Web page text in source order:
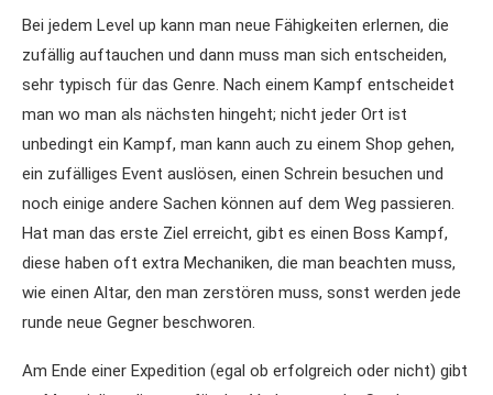
Bei jedem Level up kann man neue Fähigkeiten erlernen, die
zufällig auftauchen und dann muss man sich entscheiden,
sehr typisch für das Genre. Nach einem Kampf entscheidet
man wo man als nächsten hingeht; nicht jeder Ort ist
unbedingt ein Kampf, man kann auch zu einem Shop gehen,
ein zufälliges Event auslösen, einen Schrein besuchen und
noch einige andere Sachen können auf dem Weg passieren.
Hat man das erste Ziel erreicht, gibt es einen Boss Kampf,
diese haben oft extra Mechaniken, die man beachten muss,
wie einen Altar, den man zerstören muss, sonst werden jede
runde neue Gegner beschworen.
Am Ende einer Expedition (egal ob erfolgreich oder nicht) gibt